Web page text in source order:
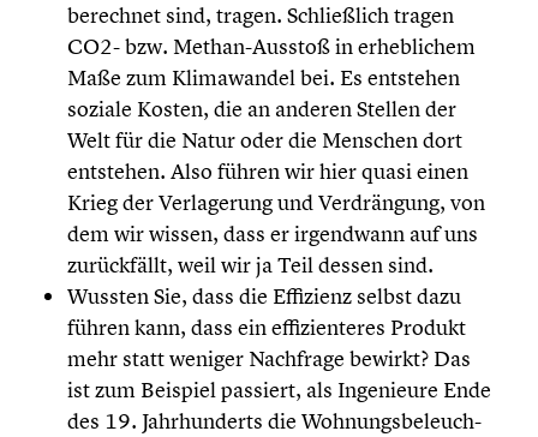
berechnet sind, tragen. Schließ­lich tragen
CO2- bzw. Methan-Ausstoß in erheb­li­chem
Maße zum Klima­wan­del bei. Es entstehen
soziale Kosten, die an anderen Stellen der
Welt für die Natur oder die Menschen dort
entstehen. Also führen wir hier quasi einen
Krieg der Verla­ge­rung und Verdrän­gung, von
dem wir wissen, dass er irgend­wann auf uns
zurück­fällt, weil wir ja Teil dessen sind.
Wussten Sie, dass die Effizienz selbst dazu
führen kann, dass ein effizi­en­te­res Produkt
mehr statt weniger Nachfrage bewirkt? Das
ist zum Beispiel passiert, als Ingenieure Ende
des 19. Jahrhun­derts die Wohnungs­be­leuch­